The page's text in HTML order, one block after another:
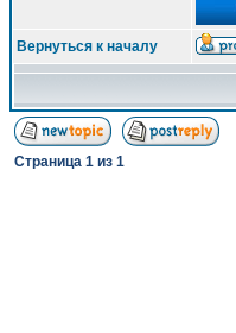
Вернуться к началу
Страница 1 из 1